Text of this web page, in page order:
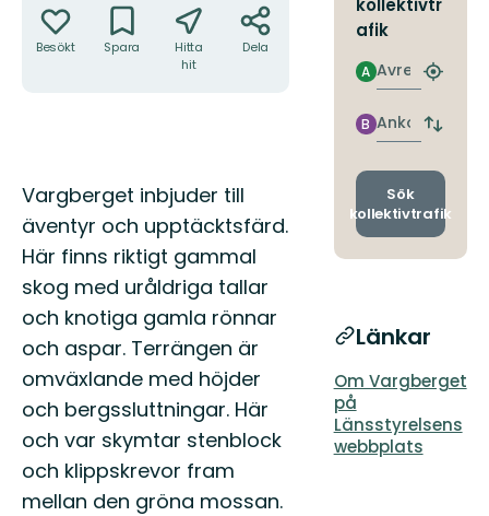
Besökt Spara
Hitta
hit
Dela
Beskrivning
Vargberget inbjuder till
äventyr och upptäcktsfärd.
Här finns riktigt gammal
skog med uråldriga tallar
och knotiga gamla rönnar
och aspar. Terrängen är
omväxlande med höjder
och bergssluttningar. Här
och var skymtar stenblock
och klippskrevor fram
mellan den gröna mossan.
kollektivtr
afik
Avresa
A
Hitta
Ankomst
B
Byt
och
Sök
kollektivtrafik
Länkar
Om Vargberget
på
Länsstyrelsens
webbplats